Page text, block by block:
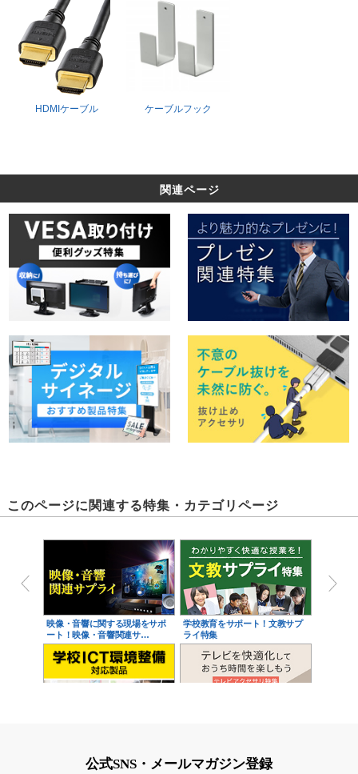
HDMIケーブル ケーブルフック
関連ページ
このページに関連する特集・カテゴリページ
映像・音響に関する現場をサポ
ート！映像・音響関連サ…
学校教育をサポート！文教サプ
ライ特集
公式SNS・メールマガジン登録